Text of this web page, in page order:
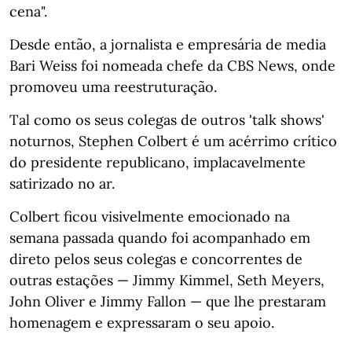
cena".
Desde então, a jornalista e empresária de media
Bari Weiss foi nomeada chefe da CBS News, onde
promoveu uma reestruturação.
Tal como os seus colegas de outros 'talk shows'
noturnos, Stephen Colbert é um acérrimo crítico
do presidente republicano, implacavelmente
satirizado no ar.
Colbert ficou visivelmente emocionado na
semana passada quando foi acompanhado em
direto pelos seus colegas e concorrentes de
outras estações — Jimmy Kimmel, Seth Meyers,
John Oliver e Jimmy Fallon — que lhe prestaram
homenagem e expressaram o seu apoio.